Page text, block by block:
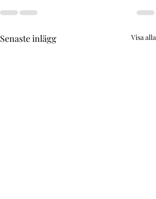
Senaste inlägg Visa alla